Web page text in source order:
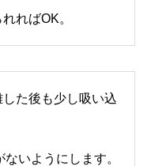
ればOK。
た後も少し吸い込
いようにします。